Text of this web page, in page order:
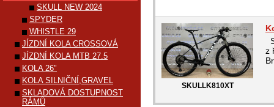
SKULLK810XT
z
SKULL NEW 2024
SPYDER
WHISTLE 29
JÍZDNÍ KOLA CROSSOVÁ
JÍZDNÍ KOLA MTB 27.5
KOLA 26"
KOLA SILNIČNÍ,GRAVEL
SKLADOVÁ DOSTUPNOST
RÁMŮ